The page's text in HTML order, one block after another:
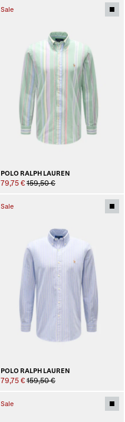
Sale
POLO RALPH LAUREN
79,75 € 159,50 €
Sale
POLO RALPH LAUREN
79,75 € 159,50 €
Sale